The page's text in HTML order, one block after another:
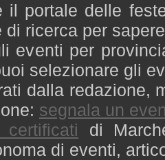
il portale delle
di ricerca per
eventi per
selezionare gli
dalla redazione,
segnala un
certificati di
di eventi,